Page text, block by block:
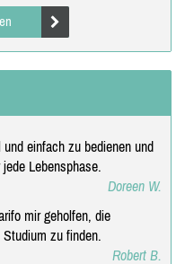
einfach zu bedienen und
Lebensphase.
Doreen W.
mir geholfen, die
Studium zu finden.
Robert B.